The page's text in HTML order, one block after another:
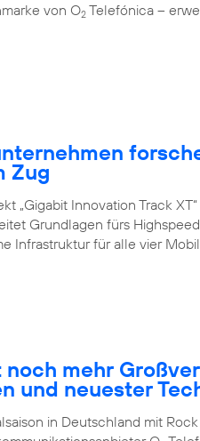
von O2 Telefónica –
Zug
„Gigabit Innovation Track
Grundlagen fürs
Infrastruktur für alle vier
mehr
und neuester
in Deutschland mit